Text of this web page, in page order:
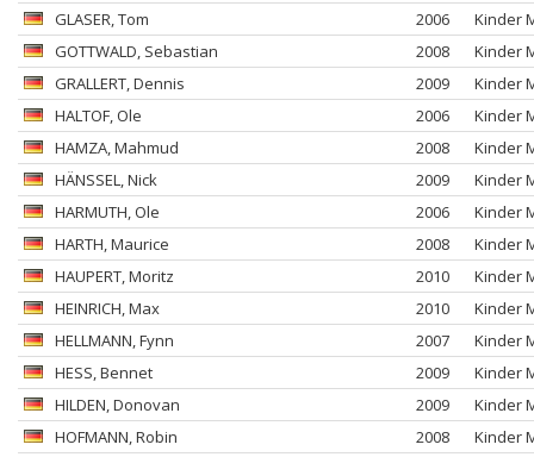
GLASER, Tom 2006
Kinder
GOTTWALD, Sebastian 2008
Kinder
GRALLERT, Dennis 2009
Kinder
HALTOF, Ole 2006
Kinder
HAMZA, Mahmud 2008
Kinder
HÄNSSEL , Nick 2009
Kinder
HARMUTH, Ole 2006
Kinder
HARTH, Maurice 2008
Kinder
HAUPERT, Moritz 2010
Kinder
HEINRICH, Max 2010
Kinder
HELLMANN, Fynn 2007
Kinder
HESS , Bennet 2009
Kinder
HILDEN, Donovan 2009
Kinder
HOFMANN, Robin 2008
Kinder